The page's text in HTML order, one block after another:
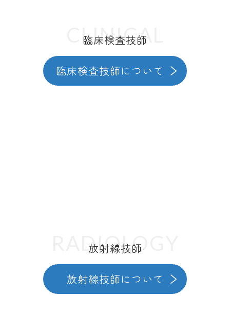
CLINICAL
臨床検査技師
臨床検査技師について
RADIOLOGY
放射線技師
放射線技師について